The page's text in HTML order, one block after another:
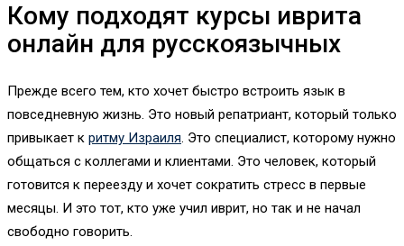
Кому подходят курсы иврита
онлайн для русскоязычных
Прежде всего тем, кто хочет быстро встроить язык в
повседневную жизнь. Это новый репатриант, который только
привыкает к ритму Израиля . Это специалист, которому нужно
общаться с коллегами и клиентами. Это человек, который
готовится к переезду и хочет сократить стресс в первые
месяцы. И это тот, кто уже учил иврит, но так и не начал
свободно говорить.